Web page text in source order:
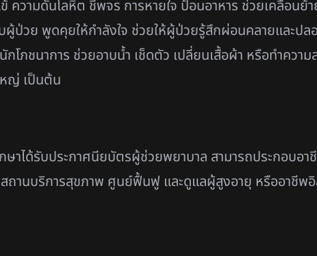
ความดันโลหิต ชีพจร การหายใจ ป้อนอาหาร ช่วยเคลื่อน
ผู้ป่วย พูดคุยให้กำลังใจ ช่วยให้ผู้ป่วยรู้สึกผ่อนคลายและป
โภชนาการ ช่วยอาบน้ำ เช็ดตัว เปลี่ยนเสื้อผ้า หรือทำควา
หญ่ เป็นต้น
าได้รับประกาศนียบัตรผู้ช่วยพยาบาล สามารถประกอบอา
ถานบริการสุขภาพ ศูนย์ฟื้นฟู และดูแลผู้สูงอายุ หรืออาชีพ